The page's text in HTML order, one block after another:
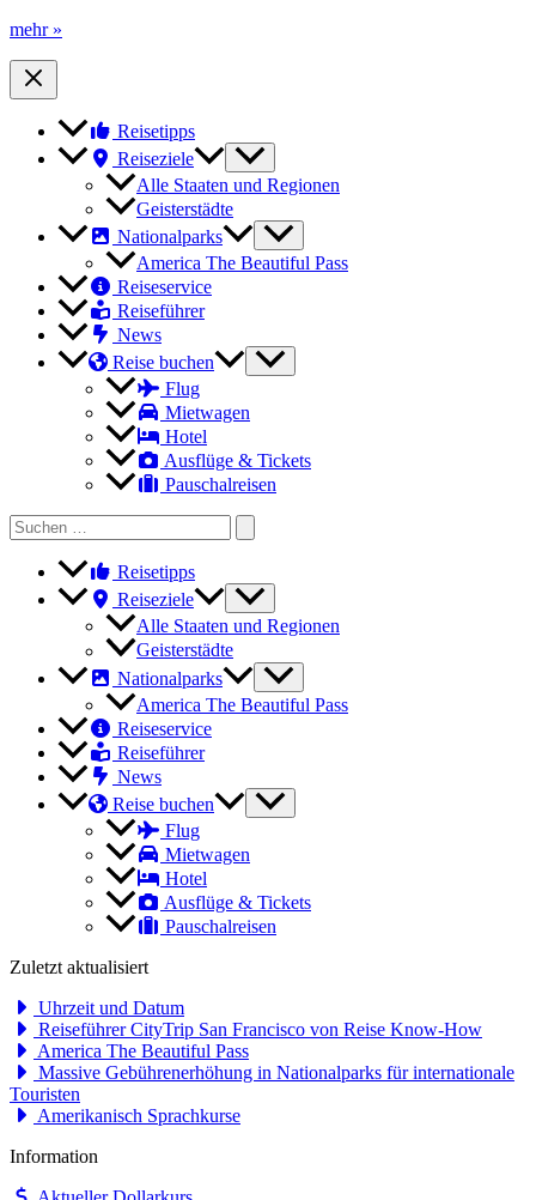
Die
Songwriter
live
Tennessee
mehr »
Reisetipps
Reiseziele
Alle Staaten und Regionen
Geisterstädte
Nationalparks
America The Beautiful Pass
Reiseservice
Reiseführer
News
Reise buchen
Flug
Mietwagen
Hotel
Ausflüge & Tickets
Pauschalreisen
Search
for:
Reisetipps
Reiseziele
Alle Staaten und Regionen
Geisterstädte
Nationalparks
America The Beautiful Pass
Reiseservice
Reiseführer
News
Reise buchen
Flug
Mietwagen
Hotel
Ausflüge & Tickets
Pauschalreisen
Zuletzt aktualisiert
Uhrzeit und Datum
Reiseführer CityTrip San Francisco von Reise Know-How
America The Beautiful Pass
Massive Gebührenerhöhung in Nationalparks für internationale
Touristen
Amerikanisch Sprachkurse
Information